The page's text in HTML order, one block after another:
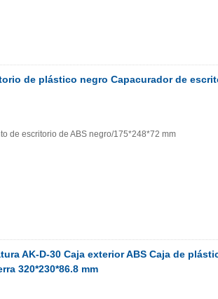
de plástico negro Capacurador de
de escritorio de ABS negro/175*248*72 mm
AK-D-30 Caja exterior ABS Caja de
320*230*86.8 mm